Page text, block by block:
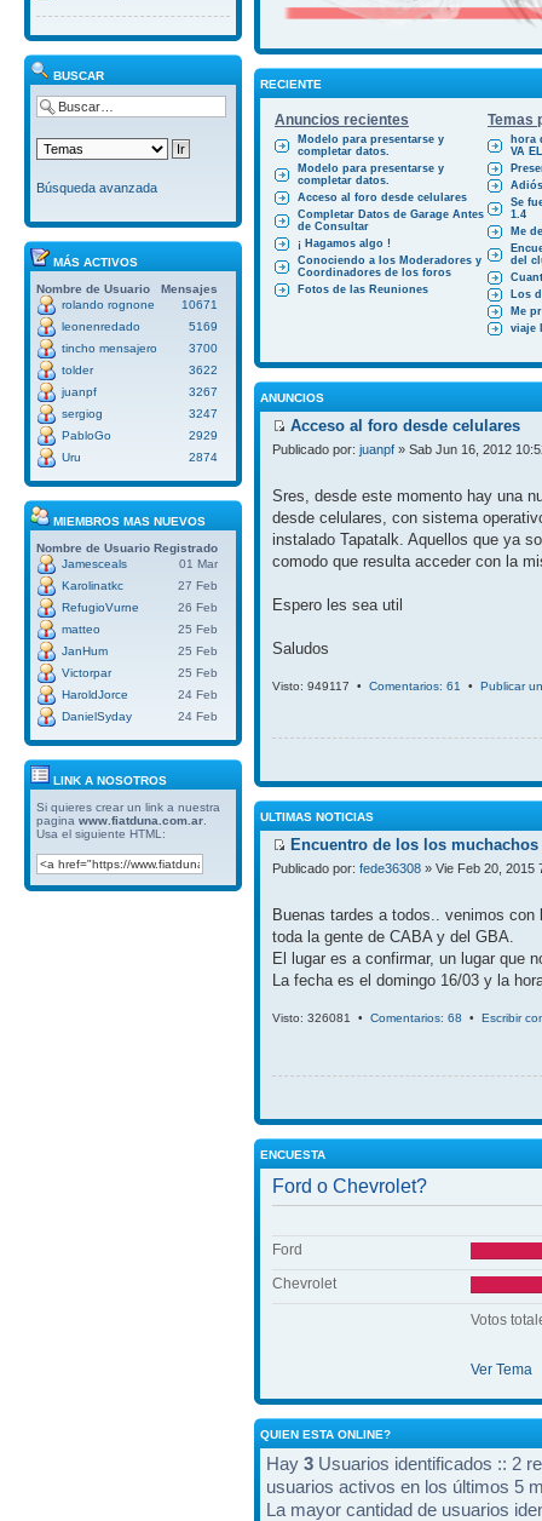
BUSCAR
Búsqueda avanzada
MÁS ACTIVOS
Nombre de Usuario
Mensajes
rolando rognone
10671
leonenredado
5169
tincho mensajero
3700
tolder
3622
juanpf
3267
sergiog
3247
PabloGo
2929
Uru
2874
MIEMBROS MAS NUEVOS
Nombre de Usuario Registrado
Jamesceals
01 Mar
Karolinatkc
27 Feb
RefugioVurne
26 Feb
matteo
25 Feb
JanHum
25 Feb
Victorpar
25 Feb
HaroldJorce
24 Feb
DanielSyday
24 Feb
LINK A NOSOTROS
Si quieres crear un link a nuestra
pagina www.fiatduna.com.ar
Usa el siguiente HTML:
RECIENTE
Anuncios recientes Temas
Modelo para presentarse y
completar datos.
Modelo para presentarse y
completar datos.
Acceso al foro desde celulares
Completar Datos de Garage Antes
de Consultar
¡ Hagamos algo !
Conociendo a los Moderadores y
Coordinadores de los foros
Fotos de las Reuniones
hora
VA
Se
1.4
Me
del
Los
Me
viaje
ANUNCIOS
Acceso al foro desde celulares
Publicado por: juanpf » Sab Jun 16, 2012
Sres, desde este momento hay una
desde celulares, con sistema
instalado Tapatalk. Aquellos que ya
comodo que resulta acceder con la
Espero les sea util
Saludos
Visto: 949117 • Comentarios: 61 • Publicar
ULTIMAS NOTICIAS
Encuentro de los los
Publicado por: fede36308 » Vie Feb 20, 2015
Buenas tardes a todos.. venimos
toda la gente de CABA y del GBA.
El lugar es a confirmar, un lugar que
La fecha es el domingo 16/03 y la
Visto: 326081 • Comentarios: 68 • Escribir
ENCUESTA
Ford o Chevrolet?
Ford
Chevrolet
Votos
Ver Tema
QUIEN ESTA ONLINE?
Hay 3 Usuarios identificados :: 2
usuarios activos en los últimos 5
La mayor cantidad de usuarios